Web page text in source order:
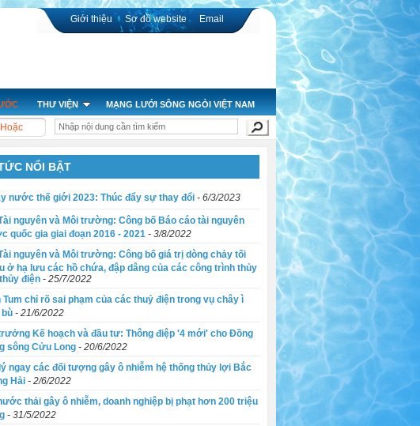
Giới thiệu Sơ đồ website Email
THƯ VIỆN MẠNG LƯỚI SÔNG NGÒI VIỆT NAM
trường
thái biển” nhận tác phẩm đến ngày 30/9
nước quốc gia giai đoạn 2016 - 2021
thiểu ở hạ lưu các hồ chứa, đập dâng của các công trình thủy lợi, thủy điện
bù
bằng sông Cửu Long
Hưng Hải
triệu đồng
Hoặc
NỔI BẬT
nước thế giới 2023: Thúc đẩy sự thay đổi - 6/3/2023
nguyên và Môi trường: Công bố Báo cáo tài nguyên
quốc gia giai đoạn 2016 - 2021 - 3/8/2022
nguyên và Môi trường: Công bố giá trị dòng chảy tối
ở hạ lưu các hồ chứa, đập dâng của các công trình thủy
điện - 25/7/2022
Tum chỉ rõ sai phạm của các thuỷ điện trong vụ chây ì
bù - 21/6/2022
Kế hoạch và đầu tư: Thông điệp '4 mới' cho Đồng
sông Cửu Long - 20/6/2022
ngay các đối tượng gây ô nhiễm hệ thống thủy lợi Bắc
Hải - 2/6/2022
thải gây ô nhiễm, doanh nghiệp bị phạt hơn 200 triệu
- 31/5/2022